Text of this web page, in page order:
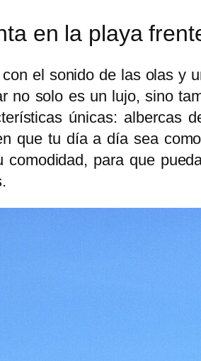
en la playa
el sonido de las olas y
no solo es un lujo, sino
únicas: albercas
que tu día a día sea
comodidad, para que